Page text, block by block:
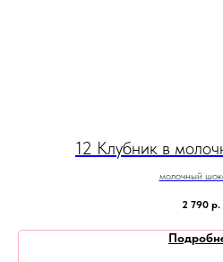
12 Клубник в
молочный
2 790 р.